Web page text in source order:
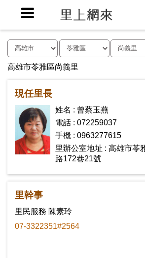
高雄市苓雅區尚義里
現任里長
姓名 : 曾蔡玉燕
電話 : 072259037
手機 : 0963277615
里辦公室地址 : 高雄市苓
路172巷21號
里幹事
里民服務 陳素玲
07-3322351#2564